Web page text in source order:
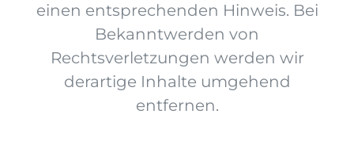
einen entsprechenden Hinweis. Bei
Bekanntwerden von
Rechtsverletzungen werden wir
derartige Inhalte umgehend
entfernen.